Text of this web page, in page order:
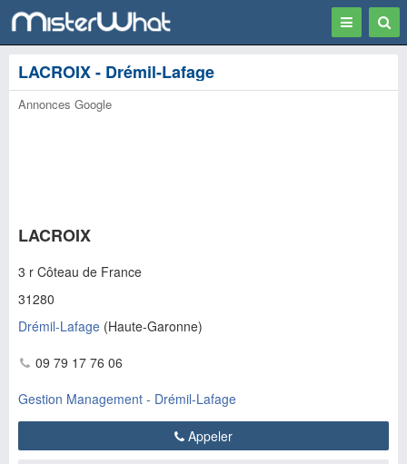
Toggle
LACROIX - Drémil-Lafage
Annonces Google
LACROIX
3 r Côteau de France
31280
Drémil-Lafage (Haute-Garonne)
09 79 17 76 06
Gestion Management - Drémil-Lafage
Appeler